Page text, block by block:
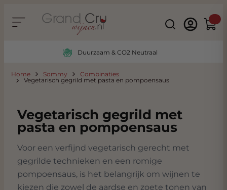
Search
Duurzaam & CO2 Neutraal
Home Sommy
Combinaties
Vegetarisch gegrild met pasta en pompoensaus
Vegetarisch gegrild met
pasta en pompoensaus
Voor een verfijnd vegetarisch gerecht met
gegrilde technieken en een romige
pompoensaus, is het belangrijk om wijnen te
kiezen die zowel de aardse en zoete tonen van